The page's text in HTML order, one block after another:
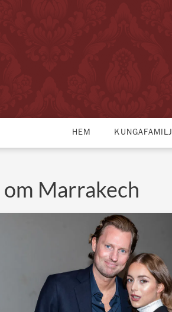
HEM
Marrakech